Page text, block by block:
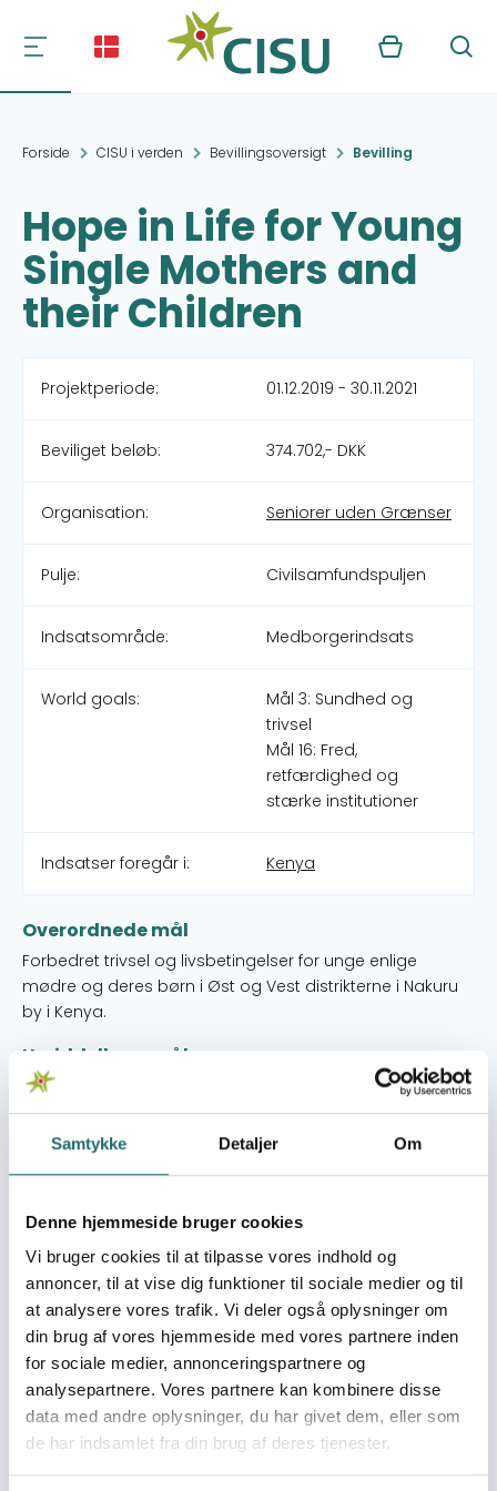
Samtykke Detaljer Om
Denne hjemmeside bruger cookies
Vi bruger cookies til at tilpasse vores indhold og
annoncer, til at vise dig funktioner til sociale medier og til
at analysere vores trafik. Vi deler også oplysninger om
din brug af vores hjemmeside med vores partnere inden
for sociale medier, annonceringspartnere og
analysepartnere. Vores partnere kan kombinere disse
data med andre oplysninger, du har givet dem, eller som
de har indsamlet fra din brug af deres tjenester.
Kurv Søg
Forside CISU i verden Bevillingsoversigt Bevilling
Hope in Life for Young
Single Mothers and
their Children
Projektperiode: 01.12.2019 - 30.11.2021
Beviliget beløb: 374.702,- DKK
Organisation: Seniorer uden Grænser
Pulje: Civilsamfundspuljen
Indsatsområde: Medborgerindsats
World goals:
Mål 3: Sundhed og
trivsel
Mål 16: Fred,
retfærdighed og
stærke institutioner
Indsatser foregår i: Kenya
Overordnede mål
Forbedret trivsel og livsbetingelser for unge enlige
mødre og deres børn i Øst og Vest distrikterne i Nakuru
by i Kenya.
Umiddelbare mål
1) I 2021 vil 65 enlige mødre være styrket og deres
livsbetingelser forbedret, og deres børns sociale og
personlige trivsel forbedret. 2) I 2021 vil 20 frivillige være
have organisatorisk og menneskelig kapacitet til at
aktiviteter for unge, enlige mødre og sårbare børn.
Målgrupper
PRIMÆRE 1) 65 unge enlige mødre vil deltage i indsatsens
aktiviteter. 40 bor i Nakuru Øst distriktet og 25 i Nakuru
Vest distriktet. 2) 107 børn af de enlige unge mødre (76 er
0-3 år, 17 er 4-7 år og 14 er 8-12 år) 3) 20 Hope in Life
frivillige på 14-24 år (6 mænd og 14 kvinder). SEKUNDÆRE 1.